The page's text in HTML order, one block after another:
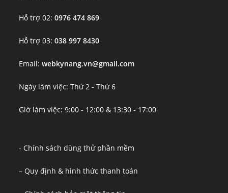
Hỗ trợ 02:0976 474 869
Hỗ trợ 03:038 997 8430
Email:webkynang.vn@gmail.com
Ngày làm việc: Thứ 2 - Thứ 6
Giờ làm việc: 9:00 - 12:00 & 13:30 - 17:00
- Chính sách dùng thử phần mềm
– Quy định & hình thức thanh toán